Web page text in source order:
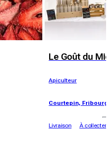
Le Goût du
Apiculteur
Courtepin, Fribourg
Livraison À collecter